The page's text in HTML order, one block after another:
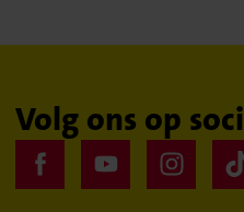
Volg ons op